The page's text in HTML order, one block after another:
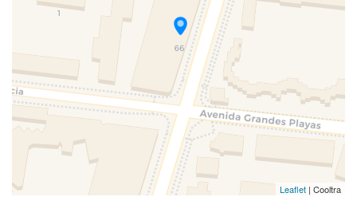
Leaflet | Cooltra